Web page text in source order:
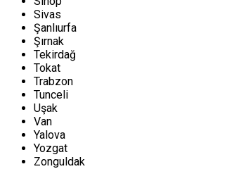
Sivas
Şanlıurfa
Şırnak
Tekirdağ
Tokat
Trabzon
Tunceli
Uşak
Van
Yalova
Yozgat
Zonguldak